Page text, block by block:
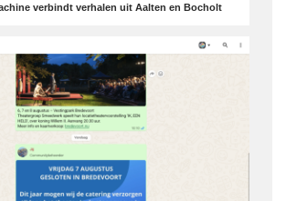
verbindt verhalen uit Aalten en Bocholt